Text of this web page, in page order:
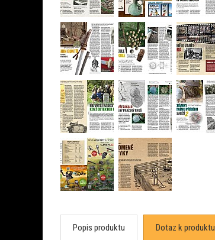
Popis produktu Dotaz k produktu